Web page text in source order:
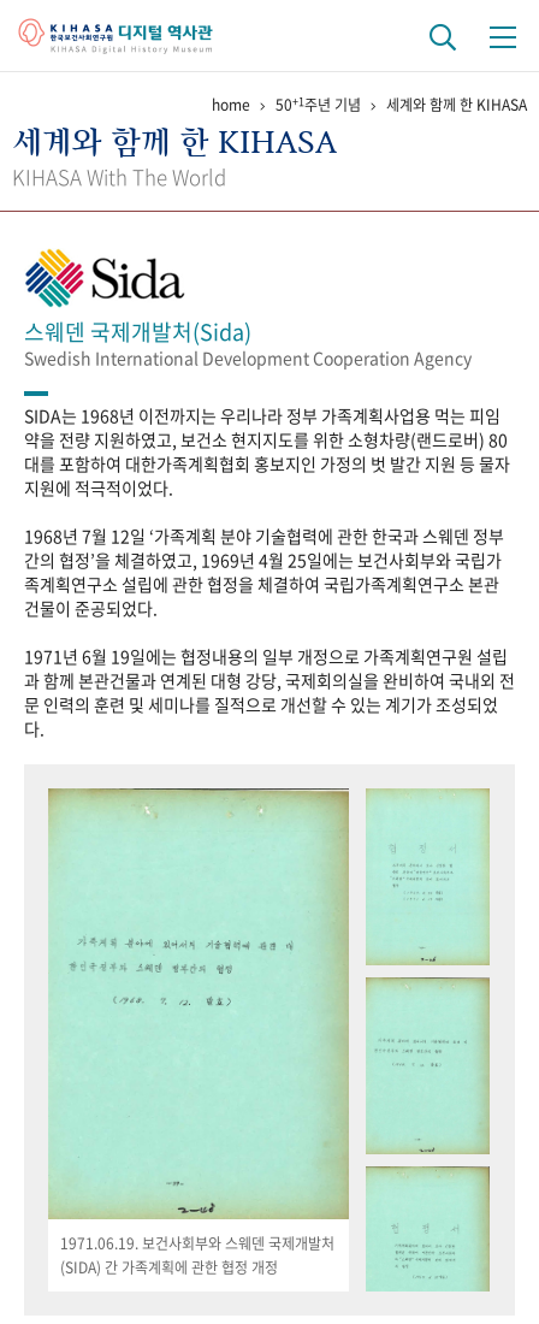
걸어온 길 기관 변천사 역대 기관장
정책과 연구 키워드로 보는 연구 역사
간행물 변천사
기록물 아카이브
사진 아카이브 문서 기록물 행정박물 영상 기록물
성과 50선 숫자로 보는 50년 50+1주년 광장
세계와 함께 한 KIHASA
VR 역사관
home 50+1주년 기념 세계와 함께 한 KIHASA
세계와 함께 한 KIHASA
KIHASA With The World
스웨덴 국제개발처(Sida)
Swedish International Development Cooperation Agency
SIDA는 1968년 이전까지는 우리나라 정부 가족계획사업용 먹는 피임
약을 전량 지원하였고, 보건소 현지지도를 위한 소형차량(랜드로버) 80
대를 포함하여 대한가족계획협회 홍보지인 가정의 벗 발간 지원 등 물자
지원에 적극적이었다.
1968년 7월 12일 ‘가족계획 분야 기술협력에 관한 한국과 스웨덴 정부
간의 협정’을 체결하였고, 1969년 4월 25일에는 보건사회부와 국립가
족계획연구소 설립에 관한 협정을 체결하여 국립가족계획연구소 본관
건물이 준공되었다.
1971년 6월 19일에는 협정내용의 일부 개정으로 가족계획연구원 설립
과 함께 본관건물과 연계된 대형 강당, 국제회의실을 완비하여 국내외 전
문 인력의 훈련 및 세미나를 질적으로 개선할 수 있는 계기가 조성되었
다.
1971.06.19. 보건사회부와 스웨덴 국제개발처
(SIDA) 간 가족계획에 관한 협정 개정